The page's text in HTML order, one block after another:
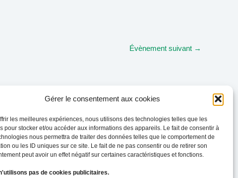
Gérer le consentement aux cookies
les meilleures expériences, nous utilisons des technologies telles que les
pour stocker et/ou accéder aux informations des appareils. Le fait de consentir à
nous permettra de traiter des données telles que le comportement de
ou les ID uniques sur ce site. Le fait de ne pas consentir ou de retirer son
peut avoir un effet négatif sur certaines caractéristiques et fonctions.
pas de cookies publicitaires.
Évènement suivant →